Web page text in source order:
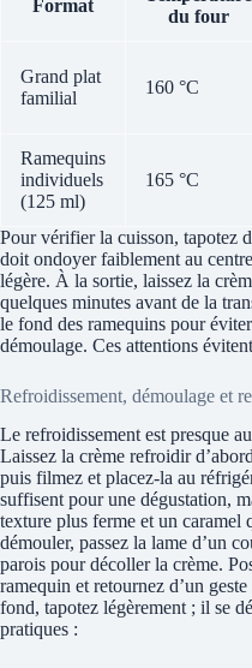
Format
du four
Grand plat
familial
160 °C
Ramequins
individuels
(125 ml)
165 °C
Pour vérifier la cuisson, tapotez
doit ondoyer faiblement au
légère. À la sortie, laissez la
quelques minutes avant de la
le fond des ramequins pour
démoulage. Ces attentions
Refroidissement, démoulage et
Le refroidissement est presque
Laissez la crème refroidir
puis filmez et placez-la au
suffisent pour une dégustation,
texture plus ferme et un caramel
démouler, passez la lame d’un
parois pour décoller la crème.
ramequin et retournez d’un
fond, tapotez légèrement ; il se
pratiques :